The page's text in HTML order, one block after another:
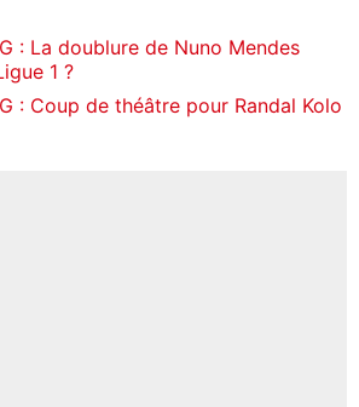
: La doublure de Nuno Mendes
1 ?
: Coup de théâtre pour Randal Kolo